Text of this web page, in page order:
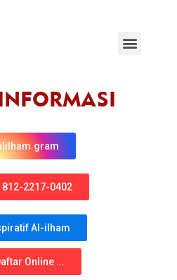
812-2217-0402
Al-ilham
Online ...